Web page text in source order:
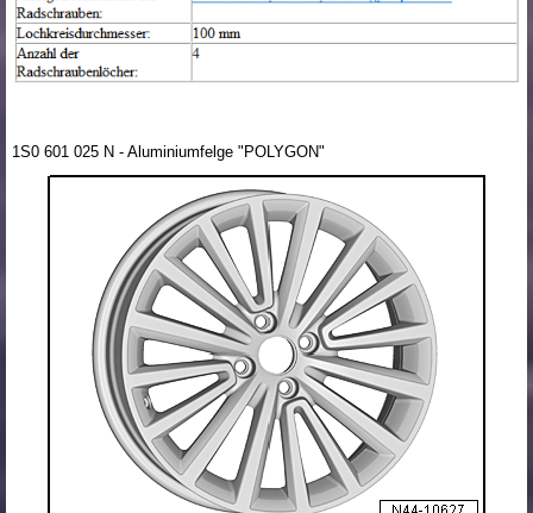
1S0 601 025 N - Aluminiumfelge "POLYGON"